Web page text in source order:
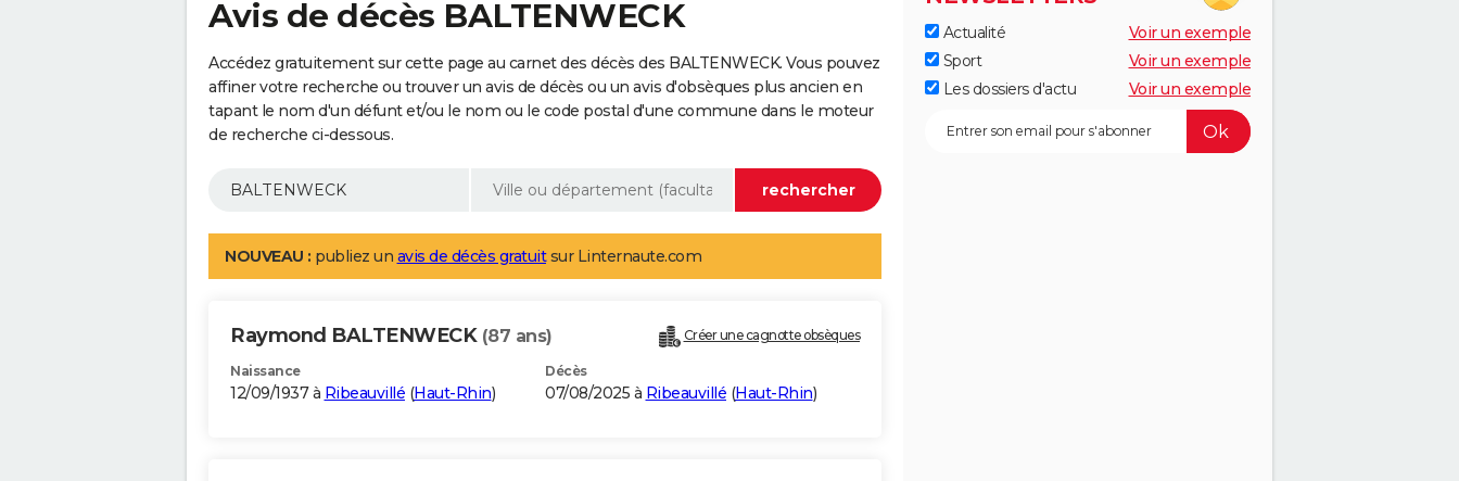
Avis de décès BALTENWECK
Accédez gratuitement sur cette page au carnet des décès des BALTENWECK. Vous pouvez
affiner votre recherche ou trouver un avis de décès ou un avis d'obsèques plus ancien en
tapant le nom d'un défunt et/ou le nom ou le code postal d'une commune dans le moteur
de recherche ci-dessous.
NOUVEAU : publiez un avis de décès gratuitsur Linternaute.com
Raymond BALTENWECK (87 ans) Créer une cagnotte obsèques
Naissance
12/09/1937 à Ribeauvillé (Haut-Rhin)
Décès
07/08/2025 à Ribeauvillé (Haut-Rhin)
Actualité
Voir un exemple
Sport
Voir un exemple
Les dossiers d'actu
Voir un exemple